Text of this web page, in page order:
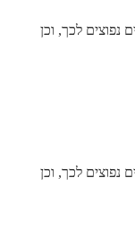
לכך, וכן
לכך, וכן